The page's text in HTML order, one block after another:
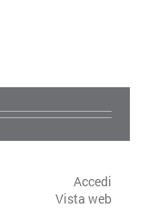
Accedi
Vista web